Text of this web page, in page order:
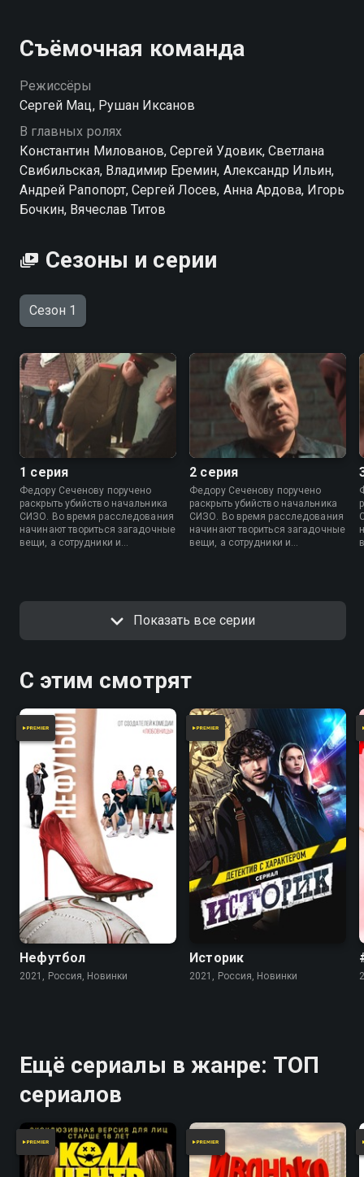
Съёмочная команда
Режиссёры
Сергей Мац, Рушан Иксанов
В главных ролях
Константин Милованов, Сергей Удовик, Светлана
Свибильская, Владимир Еремин, Александр Ильин,
Андрей Рапопорт, Сергей Лосев, Анна Ардова, Игорь
Бочкин, Вячеслав Титов
Сезоны и серии
Сезон 1
1 серия
Федору Сеченову поручено
раскрыть убийство начальника
СИЗО. Во время расследования
начинают твориться загадочные
вещи, а сотрудники и
2 серия
Федору Сеченову поручено
раскрыть убийство начальника
СИЗО. Во время расследования
начинают твориться загадочные
вещи, а сотрудники и
Показать все серии
С этим смотрят
Нефутбол
2021, Россия, Новинки
Историк
2021, Россия, Новинки
Ещё сериалы в жанре: ТОП
сериалов